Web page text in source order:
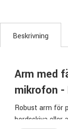
Beskrivning
Arm med
mikrofon -
Robust arm för
bordsskiva eller